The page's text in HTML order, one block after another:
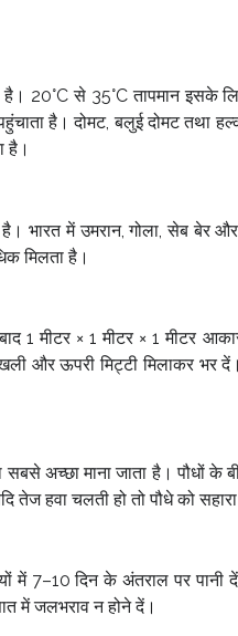
20°C से 35°C तापमान इसके
है। दोमट, बलुई दोमट तथा
है।
भारत में उमरान, गोला, सेब बेर
मिलता है।
1 मीटर × 1 मीटर × 1 मीटर
और ऊपरी मिट्टी मिलाकर भर
अच्छा माना जाता है। पौधों के
तेज हवा चलती हो तो पौधे को
में 7–10 दिन के अंतराल पर
में जलभराव न होने दें।